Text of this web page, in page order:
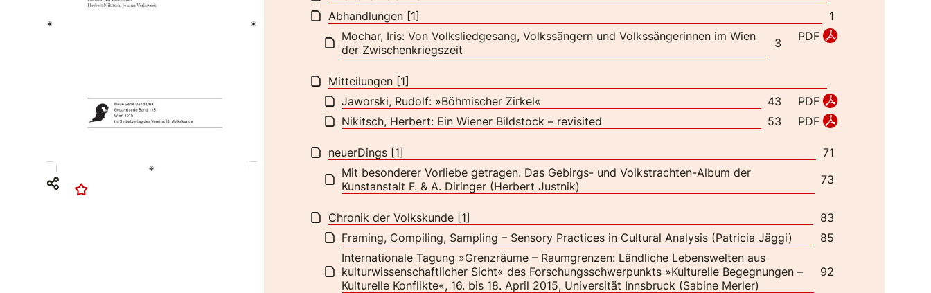
1
Abhandlungen [1]
PDF
3
Mochar, Iris: Von Volksliedgesang, Volkssängern und Volkssängerinnen im Wien
der Zwischenkriegszeit
Mitteilungen [1]
PDF
43
Jaworski, Rudolf: »Böhmischer Zirkel«
PDF
53
Nikitsch, Herbert: Ein Wiener Bildstock – revisited
71
neuerDings [1]
73
Mit besonderer Vorliebe getragen. Das Gebirgs- und Volkstrachten-Album der
Kunstanstalt F. & A. Diringer (Herbert Justnik)
83
Chronik der Volkskunde [1]
85
Framing, Compiling, Sampling – Sensory Practices in Cultural Analysis (Patricia Jäggi)
92
Internationale Tagung »Grenzräume – Raumgrenzen: Ländliche Lebenswelten aus
kulturwissenschaftlicher Sicht« des Forschungsschwerpunkts »Kulturelle Begegnungen –
Kulturelle Konflikte«, 16. bis 18. April 2015, Universität Innsbruck (Sabine Merler)